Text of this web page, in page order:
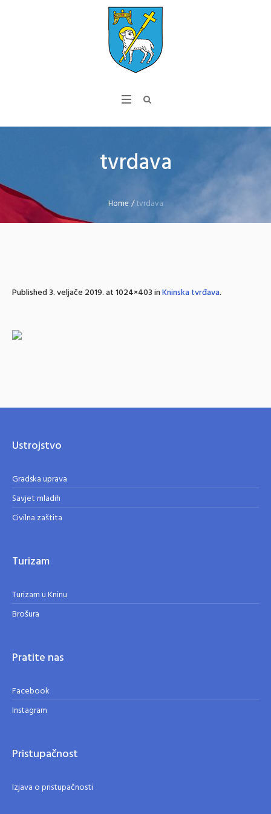
tvrdava
Home /tvrdava
Published3. veljače 2019.at 1024×403 inKninska tvrđava.
Ustrojstvo
Gradska uprava
Savjet mladih
Civilna zaštita
Turizam
Turizam u Kninu
Brošura
Pratite nas
Facebook
Instagram
Pristupačnost
Izjava o pristupačnosti